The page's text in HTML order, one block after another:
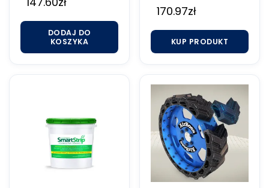
DODAJ DO
KOSZYKA
170.97zł
KUP PRODUKT